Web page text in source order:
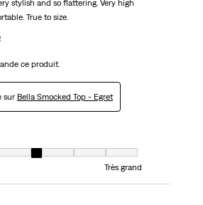
stylish and so flattering. Very high
True to size.
ce produit.
sur Bella Smocked Top - Egret
égal à Très petit et 7 est égal à Très grand
Très grand